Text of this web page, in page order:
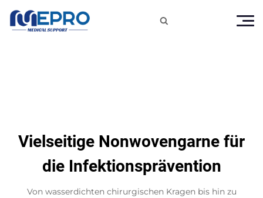

Vielseitige Nonwovengarne für
die Infektionsprävention
Von wasserdichten chirurgischen Kragen bis hin zu